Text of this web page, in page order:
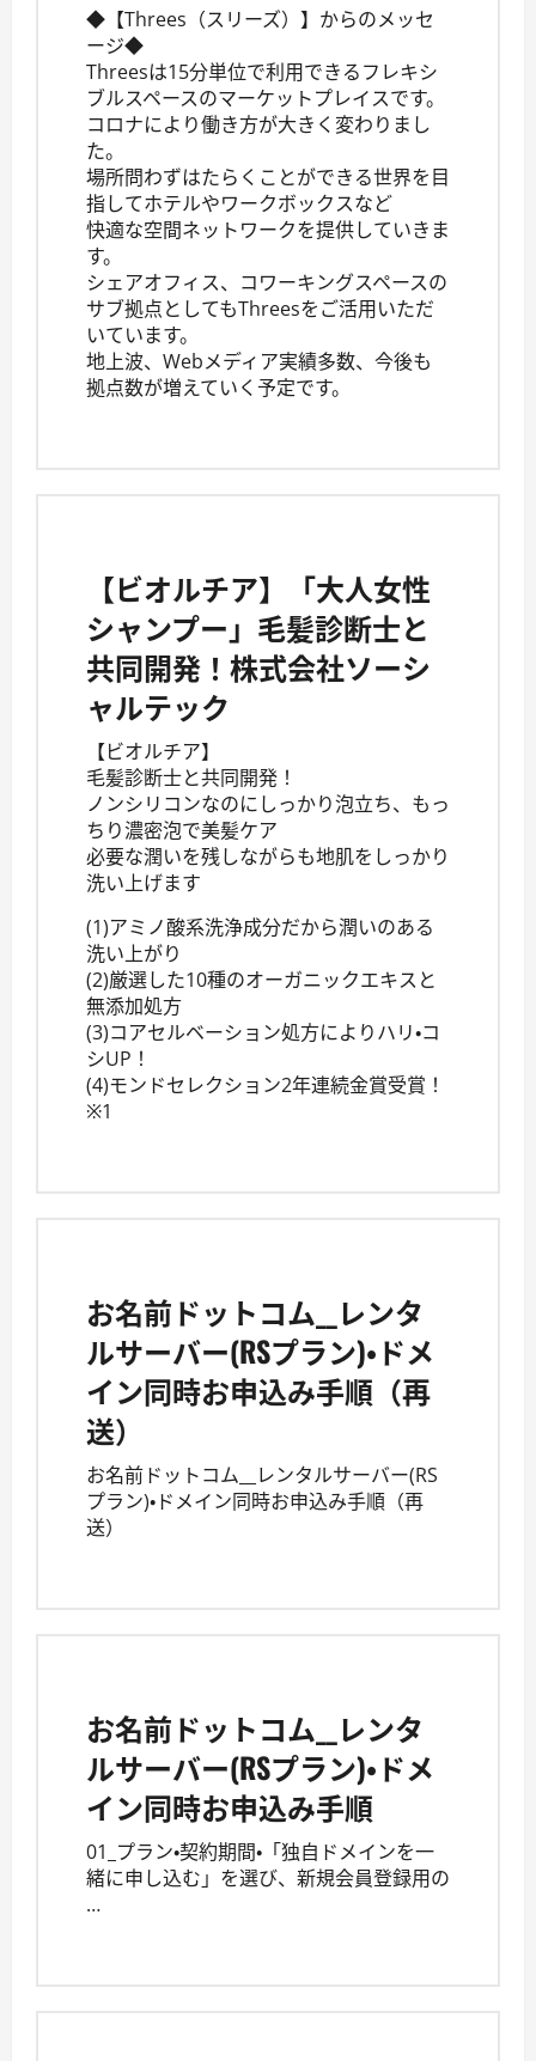
◆【Threes（スリーズ）】からのメッセ
ージ◆
Threesは15分単位で利用できるフレキシ
ブルスペースのマーケットプレイスです。
コロナにより働き方が大きく変わりまし
た。
場所問わずはたらくことができる世界を目
指してホテルやワークボックスなど
快適な空間ネットワークを提供していきま
す。
シェアオフィス、コワーキングスペースの
サブ拠点としてもThreesをご活用いただ
いています。
地上波、Webメディア実績多数、今後も
拠点数が増えていく予定です。
【ビオルチア】「大人女性
シャンプー」毛髪診断士と
共同開発！株式会社ソーシ
ャルテック
【ビオルチア】
毛髪診断士と共同開発！
ノンシリコンなのにしっかり泡立ち、もっ
ちり濃密泡で美髪ケア
必要な潤いを残しながらも地肌をしっかり
洗い上げます
(1)アミノ酸系洗浄成分だから潤いのある
洗い上がり
(2)厳選した10種のオーガニックエキスと
無添加処方
(3)コアセルベーション処方によりハリ・コ
シUP！
(4)モンドセレクション2年連続金賞受賞！
※1
お名前ドットコム__レンタ
ルサーバー(RSプラン)・ドメ
イン同時お申込み手順（再
送）
お名前ドットコム__レンタルサーバー(RS
プラン)・ドメイン同時お申込み手順（再
送）
お名前ドットコム__レンタ
ルサーバー(RSプラン)・ドメ
イン同時お申込み手順
01_プラン・契約期間・「独自ドメインを一
緒に申し込む」を選び、新規会員登録用の
…